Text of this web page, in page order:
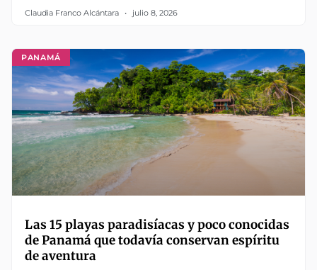
Claudia Franco Alcántara julio 8, 2026
PANAMÁ
Las 15 playas paradisíacas y poco conocidas
de Panamá que todavía conservan espíritu
de aventura